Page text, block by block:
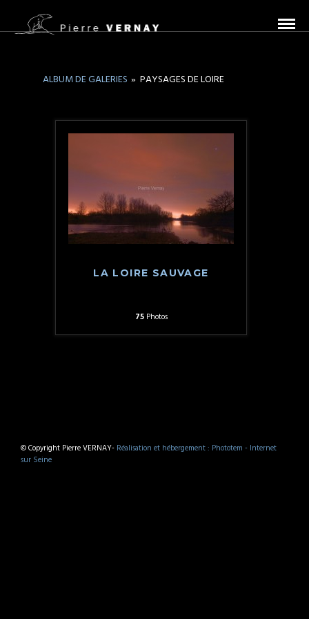
ALBUM DE GALERIES » PAYSAGES DE LOIRE
LA LOIRE SAUVAGE
75Photos
© Copyright Pierre VERNAY- Réalisation et hébergement : Phototem - Internet
sur Seine